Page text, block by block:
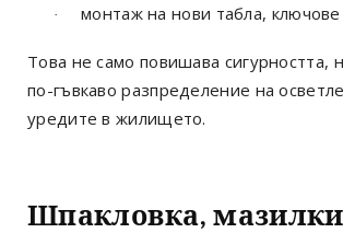
· монтаж на нови табла, ключове
Това не само повишава сигурността,
по-гъвкаво разпределение на
уредите в жилището.
Шпакловка,